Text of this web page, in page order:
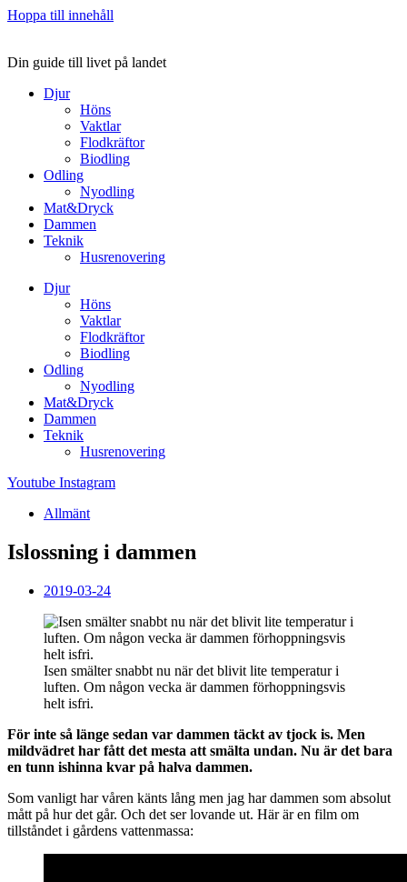
Hoppa till innehåll
Din guide till livet på landet
Djur
Höns
Vaktlar
Flodkräftor
Biodling
Odling
Nyodling
Mat&Dryck
Dammen
Teknik
Husrenovering
Djur
Höns
Vaktlar
Flodkräftor
Biodling
Odling
Nyodling
Mat&Dryck
Dammen
Teknik
Husrenovering
Youtube Instagram
Allmänt
Islossning i dammen
2019-03-24
Isen smälter snabbt nu när det blivit lite temperatur i
luften. Om någon vecka är dammen förhoppningsvis
helt isfri.
För inte så länge sedan var dammen täckt av tjock is. Men
mildvädret har fått det mesta att smälta undan. Nu är det bara
en tunn ishinna kvar på halva dammen.
Som vanligt har våren känts lång men jag har dammen som absolut
mått på hur det går. Och det ser lovande ut. Här är en film om
tillståndet i gårdens vattenmassa: